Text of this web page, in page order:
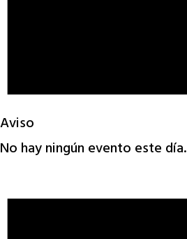
Aviso
No hay ningún evento este día.